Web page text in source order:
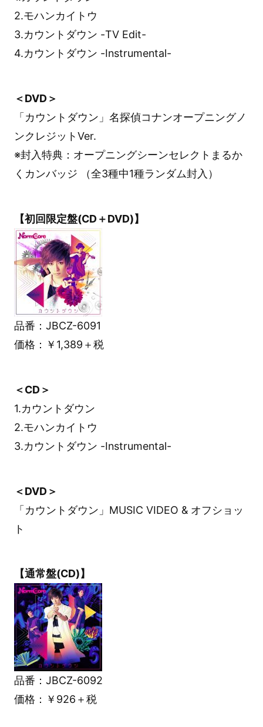
2.モハンカイトウ
3.カウントダウン -TV Edit-
4.カウントダウン -Instrumental-
＜DVD＞
「カウントダウン」名探偵コナンオープニングノ
ンクレジットVer.
※封入特典：オープニングシーンセレクトまるか
くカンバッジ （全3種中1種ランダム封入）
【初回限定盤(CD＋DVD)】
品番：JBCZ-6091
価格：￥1,389＋税
＜CD＞
1.カウントダウン
2.モハンカイトウ
3.カウントダウン -Instrumental-
＜DVD＞
「カウントダウン」MUSIC VIDEO & オフショッ
ト
【通常盤(CD)】
品番：JBCZ-6092
価格：￥926＋税